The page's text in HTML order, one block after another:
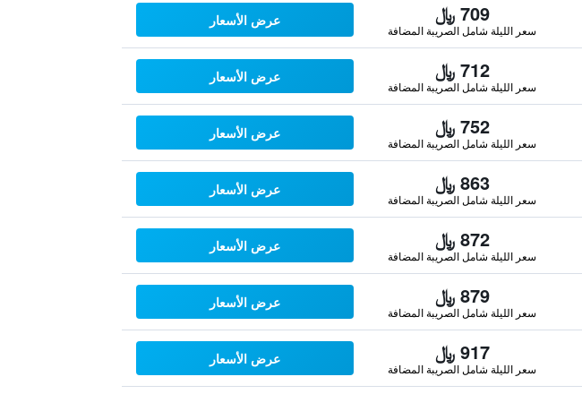
709 ﷼
سعر الليلة شامل الصريبة المضافة
عرض الأسعار
712 ﷼
سعر الليلة شامل الصريبة المضافة
عرض الأسعار
752 ﷼
سعر الليلة شامل الصريبة المضافة
عرض الأسعار
863 ﷼
سعر الليلة شامل الصريبة المضافة
عرض الأسعار
872 ﷼
سعر الليلة شامل الصريبة المضافة
عرض الأسعار
879 ﷼
سعر الليلة شامل الصريبة المضافة
عرض الأسعار
917 ﷼
سعر الليلة شامل الصريبة المضافة
عرض الأسعار